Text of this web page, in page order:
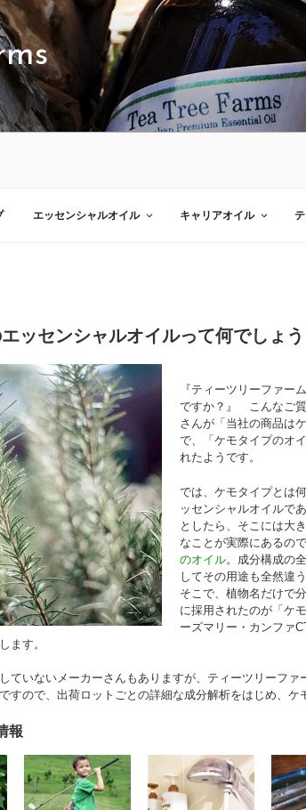
エッセンシャルオイル キャリアオイル
ッセンシャルオイルって何でしょう
『ティーツリーファー
ですか？』 こんなご質
さんが「当社の商品は
で、「ケモタイプのオ
れたようです。
では、ケモタイプとは
ッセンシャルオイルで
としたら、そこには大
なことが実際にあるの
のオイル。成分構成の
してその用途も全然違う
そこで、植物名だけで
に採用されたのが「ケ
ーズマリー・カンファ
ます。
ていないメーカーさんもありますが、ティーツリーフ
すので、出荷ロットごとの詳細な成分解析をはじめ、ケ
報